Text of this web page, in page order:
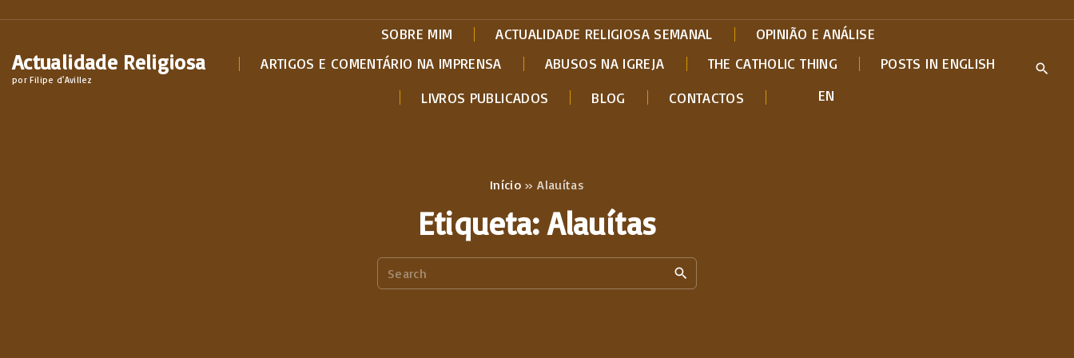
Actualidade Religiosa
por Filipe d'Avillez
SOBRE MIM ACTUALIDADE RELIGIOSA SEMANAL
OPINIÃO E ANÁLISE
ARTIGOS E COMENTÁRIO NA IMPRENSA
ABUSOS NA IGREJA THE CATHOLIC THING
POSTS IN ENGLISH
LIVROS PUBLICADOS
BLOG CONTACTOS EN
Início »Alauítas
Etiqueta:Alauítas
e